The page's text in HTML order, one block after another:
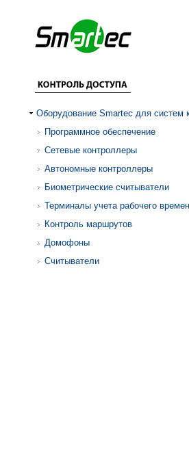
Оборудование Smartec для систем
Программное обеспечение
Сетевые контроллеры
Автономные контроллеры
Биометрические считыватели
Терминалы учета рабочего
Контроль маршрутов
Домофоны
Считыватели